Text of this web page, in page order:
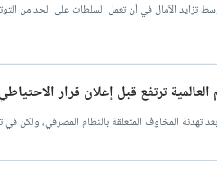
تزايد الآمال في أن تعمل السلطات على الحد من
ترتفع قبل إعلان قرار
بعد تهدئة المخاوف المتعلقة بالنظام المصرفي، ولكن